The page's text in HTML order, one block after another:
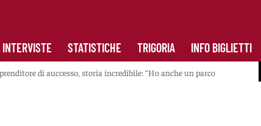
INTERVISTE STATISTICHE TRIGORIA INFO BIGLIETTI
di auccesso, storia incredibile: “Ho anche un parco